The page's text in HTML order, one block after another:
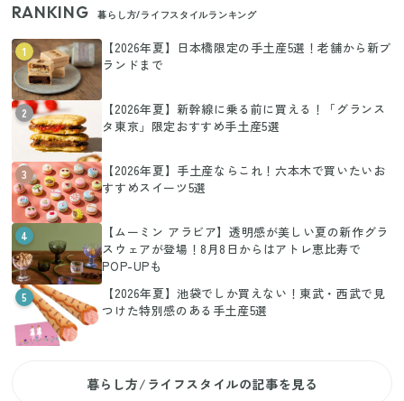
RANKING 暮らし方/ライフスタイルランキング
1
【2026年夏】日本橋限定の手土産5選！老舗から新ブ
ランドまで
2
【2026年夏】新幹線に乗る前に買える！「グランス
タ東京」限定おすすめ手土産5選
3
【2026年夏】手土産ならこれ！六本木で買いたいお
すすめスイーツ5選
4
【ムーミン アラビア】透明感が美しい夏の新作グラ
スウェアが登場！8月8日からはアトレ恵比寿で
POP-UPも
5
【2026年夏】池袋でしか買えない！東武・西武で見
つけた特別感のある手土産5選
暮らし方/ライフスタイルの記事を見る